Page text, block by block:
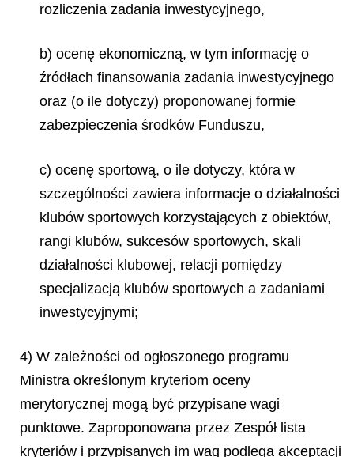
rozliczenia zadania inwestycyjnego,
b) ocenę ekonomiczną, w tym informację o
źródłach finansowania zadania inwestycyjnego
oraz (o ile dotyczy) proponowanej formie
zabezpieczenia środków Funduszu,
c) ocenę sportową, o ile dotyczy, która w
szczególności zawiera informacje o działalności
klubów sportowych korzystających z obiektów,
rangi klubów, sukcesów sportowych, skali
działalności klubowej, relacji pomiędzy
specjalizacją klubów sportowych a zadaniami
inwestycyjnymi;
4) W zależności od ogłoszonego programu
Ministra określonym kryteriom oceny
merytorycznej mogą być przypisane wagi
punktowe. Zaproponowana przez Zespół lista
kryteriów i przypisanych im wag podlega akceptacji